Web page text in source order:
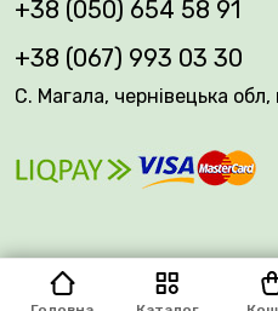
+38 (050) 654 58 91
+38 (067) 993 03 30
С. Магала, чернівецька обл,
© 2026